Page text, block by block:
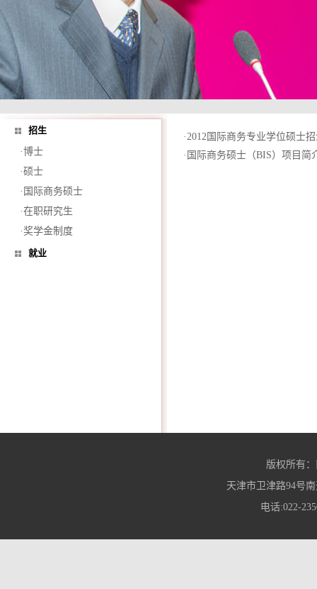
招生
·博士
·硕士
·国际商务硕士
·在职研究生
·奖学金制度
就业
·2012国际商务专业学位硕士
· 国际商务硕士（BIS）项目简
版权所有
天津市卫津路94号
电话:022-